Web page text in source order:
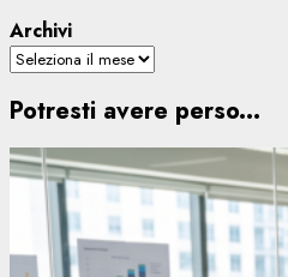
Archivi
Potresti avere perso...